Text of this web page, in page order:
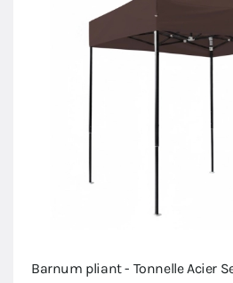
Barnum pliant - Tonnelle Acier